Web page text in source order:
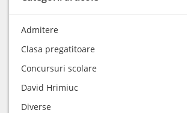
Admitere
Clasa pregatitoare
Concursuri scolare
David Hrimiuc
Diverse